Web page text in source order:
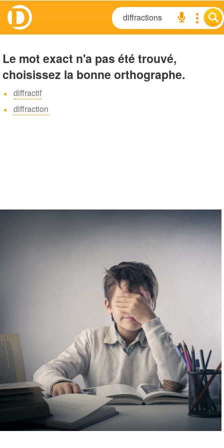
Le mot exact n'a pas été trouvé,
choisissez la bonne orthographe.
diffractif
diffraction